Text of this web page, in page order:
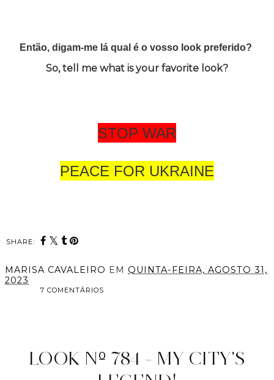
Então, digam-me lá qual é o vosso look preferido?
So, tell me what is your favorite look?
STOP WAR
PEACE FOR UKRAINE
SHARE:
MARISA CAVALEIRO EM QUINTA-FEIRA, AGOSTO 31,
2023
7 COMENTÁRIOS
LOOK Nº 784 - MY CITY'S